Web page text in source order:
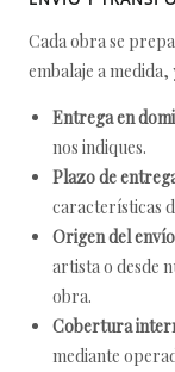
Cada obra se
embalaje a
Entrega en
nos indiques.
Plazo de
características
Origen del
artista o desde
obra.
Cobertura
mediante